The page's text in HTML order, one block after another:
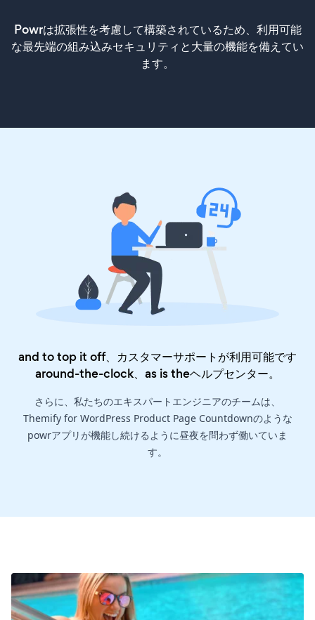
Powrは拡張性を考慮して構築されているため、利用可能
な最先端の組み込みセキュリティと大量の機能を備えてい
ます。
and to top it off、カスタマーサポートが利用可能です
around-the-clock、as is theヘルプセンター。
さらに、私たちのエキスパートエンジニアのチームは、
Themify for WordPress Product Page Countdownのような
powrアプリが機能し続けるように昼夜を問わず働いていま
す。